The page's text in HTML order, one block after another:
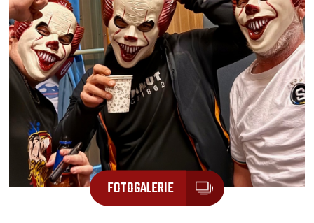
FOTOGALERIE